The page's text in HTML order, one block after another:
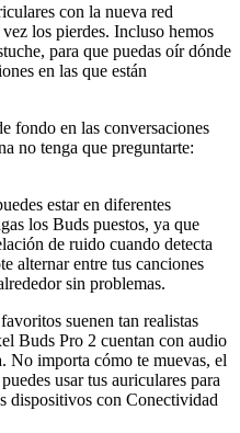
con la nueva red
los pierdes. Incluso hemos
para que puedas oír dónde
en las que están
fondo en las conversaciones
no tenga que preguntarte:
estar en diferentes
los Buds puestos, ya que
de ruido cuando detecta
alternar entre tus canciones
sin problemas.
suenen tan realistas
Buds Pro 2 cuentan con audio
No importa cómo te muevas, el
usar tus auriculares para
dispositivos con Conectividad